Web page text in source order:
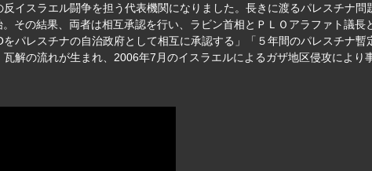
イスラエル闘争を担う代表機関になりました。長きに渡るパレスチナ
その結果、両者は相互承認を行い、ラビン首相とＰＬＯアラファト議
パレスチナの自治政府として相互に承認する」「５年間のパレスチナ
解の流れが生まれ、2006年7月のイスラエルによるガザ地区侵攻により